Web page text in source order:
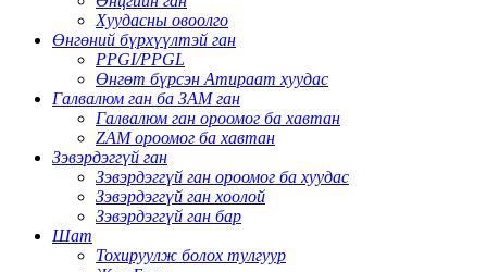
Хуудасны овоолго
Өнгөний бүрхүүлтэй ган
PPGI/PPGL
Өнгөт бүрсэн Атираат хуудас
Галвалюм ган ба ЗАМ ган
Галвалюм ган ороомог ба хавтан
ZAM ороомог ба хавтан
Зэвэрдэггүй ган
Зэвэрдэггүй ган ороомог ба хуудас
Зэвэрдэггүй ган хоолой
Зэвэрдэггүй ган бар
Шат
Тохируулж болох тулгуур